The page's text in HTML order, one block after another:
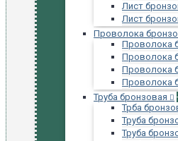
Лист
Лист
Проволока
Проволока
Проволока
Проволока
Проволока
Труба бронзовая
Трба
Труба
Труба